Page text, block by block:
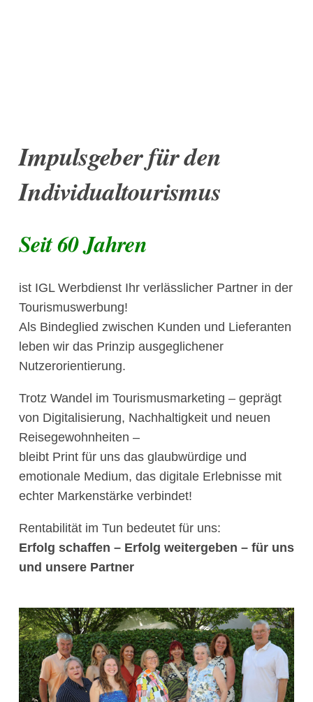
Impulsgeber für den
Individualtourismus
Seit 60 Jahren
ist IGL Werbdienst Ihr verlässlicher Partner in der
Tourismuswerbung!
Als Bindeglied zwischen Kunden und Lieferanten
leben wir das Prinzip ausgeglichener
Nutzerorientierung.
Trotz Wandel im Tourismusmarketing – geprägt
von Digitalisierung, Nachhaltigkeit und neuen
Reisegewohnheiten –
bleibt Print für uns das glaubwürdige und
emotionale Medium, das digitale Erlebnisse mit
echter Markenstärke verbindet!
Rentabilität im Tun bedeutet für uns:
Erfolg schaffen – Erfolg weitergeben – für uns
und unsere Partner